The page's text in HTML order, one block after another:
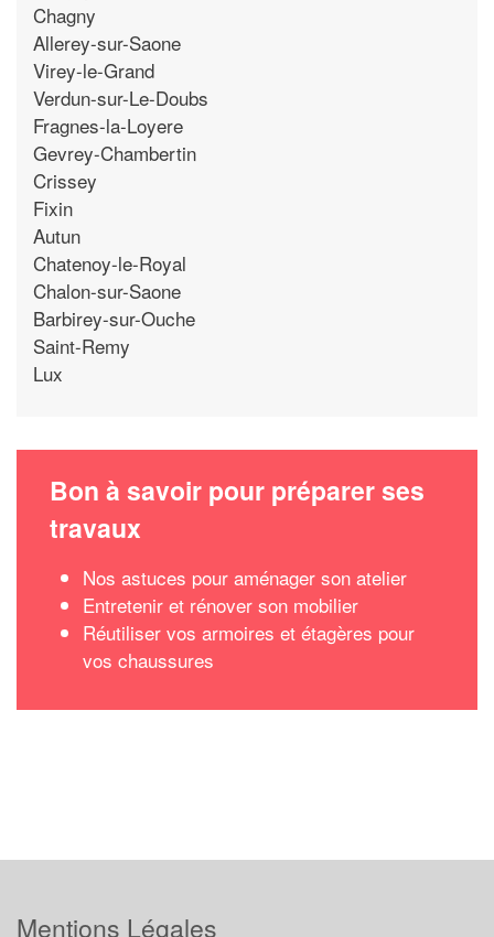
Chagny
Allerey-sur-Saone
Virey-le-Grand
Verdun-sur-Le-Doubs
Fragnes-la-Loyere
Gevrey-Chambertin
Crissey
Fixin
Autun
Chatenoy-le-Royal
Chalon-sur-Saone
Barbirey-sur-Ouche
Saint-Remy
Lux
Bon à savoir pour préparer ses
travaux
Nos astuces pour aménager son atelier
Entretenir et rénover son mobilier
Réutiliser vos armoires et étagères pour
vos chaussures
Mentions Légales